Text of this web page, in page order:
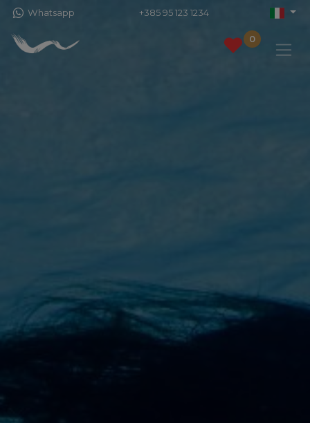
Whatsapp +385 95 123 1234
0